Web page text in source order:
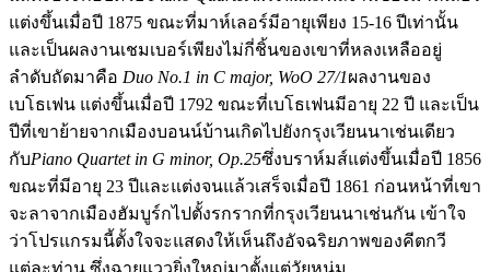
แต่งขึ้นเมื่อปี 1875 ขณะที่มาห์เลอร์มีอายุเพียง 15-16 ปีเท่านั้น
และเป็นผลงานเชมเบอร์เพียงไม่กี่ชิ้นของเขาที่หลงเหลืออยู่
ลำดับถัดมาคือ Duo No.1 in C major, WoO 27/1ผลงานของ
เบโธเฟน แต่งขึ้นเมื่อปี 1792 ขณะที่เบโธเฟนมีอายุ 22 ปี และเป็น
ปีที่เขาย้ายจากเมืองบอนน์บ้านเกิดไปยังกรุงเวียนนาเช่นเดียว
กับPiano Quartet in G minor, Op.25ซึ่งบราห์มส์แต่งขึ้นเมื่อปี 1856
ขณะที่มีอายุ 23 ปีและแต่งจนแล้วเสร็จเมื่อปี 1861 ก่อนหน้าที่เขา
จะลาจากเมืองฮัมบูร์กไปตั้งรกรากที่กรุงเวียนนาเช่นกัน เข้าใจ
ว่าโปรแกรมนี้ตั้งใจจะแสดงให้เห็นถึงอัจฉริยภาพของคีตกวี